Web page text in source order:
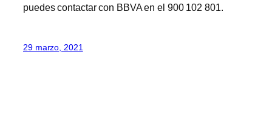
puedes contactar con BBVA en el 900 102 801.
29 marzo, 2021